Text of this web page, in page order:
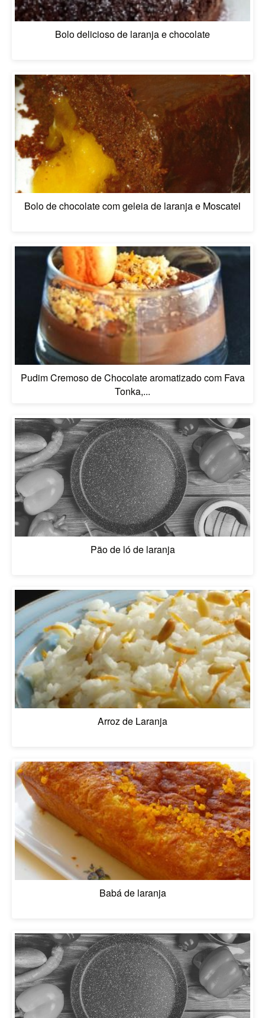
Bolo delicioso de laranja e chocolate
Bolo de chocolate com geleia de laranja e Moscatel
Pudim Cremoso de Chocolate aromatizado com Fava
Tonka,...
Pão de ló de laranja
Arroz de Laranja
Babá de laranja